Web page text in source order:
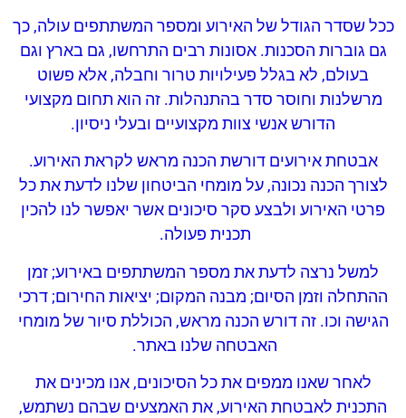
ככל שסדר הגודל של האירוע ומספר המשתתפים עולה, כך
גם גוברות הסכנות. אסונות רבים התרחשו, גם בארץ וגם
בעולם, לא בגלל פעילויות טרור וחבלה, אלא פשוט
מרשלנות וחוסר סדר בהתנהלות. זה הוא תחום מקצועי
הדורש אנשי צוות מקצועיים ובעלי ניסיון.
אבטחת אירועים דורשת הכנה מראש לקראת האירוע.
לצורך הכנה נכונה, על מומחי הביטחון שלנו לדעת את כל
פרטי האירוע ולבצע סקר סיכונים אשר יאפשר לנו להכין
תכנית פעולה.
למשל נרצה לדעת את מספר המשתתפים באירוע; זמן
ההתחלה וזמן הסיום; מבנה המקום; יציאות החירום; דרכי
הגישה וכו. זה דורש הכנה מראש, הכוללת סיור של מומחי
האבטחה שלנו באתר.
לאחר שאנו ממפים את כל הסיכונים, אנו מכינים את
התכנית לאבטחת האירוע, את האמצעים שבהם נשתמש,